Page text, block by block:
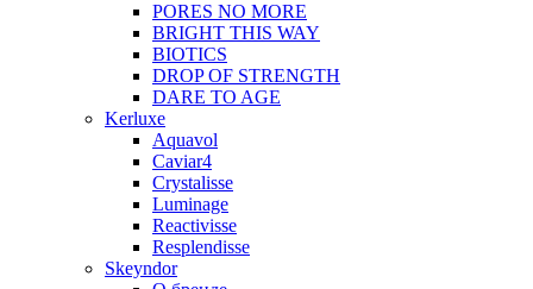
PORES NO MORE
BRIGHT THIS WAY
BIOTICS
DROP OF STRENGTH
DARE TO AGE
Kerluxe
Aquavol
Caviar4
Crystalisse
Luminage
Reactivisse
Resplendisse
Skeyndor